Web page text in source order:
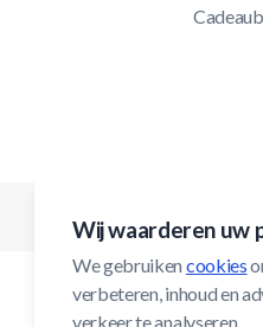
Wij waarderen uw
We gebruiken cookies
verbeteren, inhoud en
verkeer te analyseren.